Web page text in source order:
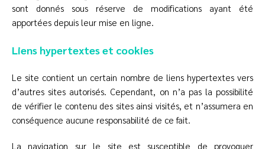
sont donnés sous réserve de modifications ayant été
apportées depuis leur mise en ligne.
Liens hypertextes et cookies
Le site contient un certain nombre de liens hypertextes vers
d’autres sites autorisés. Cependant, on n’a pas la possibilité
de vérifier le contenu des sites ainsi visités, et n’assumera en
conséquence aucune responsabilité de ce fait.
La navigation sur le site est susceptible de provoquer